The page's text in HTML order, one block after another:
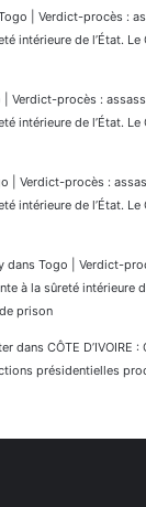
| Verdict-procès :
intérieure de l’État.
| Verdict-procès :
intérieure de l’État.
| Verdict-procès :
intérieure de l’État.
dans Togo | Verdict-
à la sûreté intérieure
prison
dans CÔTE D’IVOIRE
présidentielles